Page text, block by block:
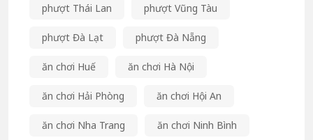
phượt Thái Lan phượt Vũng Tàu
phượt Đà Lạt phượt Đà Nẵng
ăn chơi Huế ăn chơi Hà Nội
ăn chơi Hải Phòng ăn chơi Hội An
ăn chơi Nha Trang ăn chơi Ninh Bình